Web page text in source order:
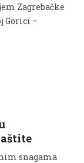
Zagrebačke
Gorici –
snagama